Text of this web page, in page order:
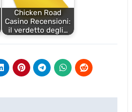
Chicken Road
Casino Recensioni:
il verdetto degli…